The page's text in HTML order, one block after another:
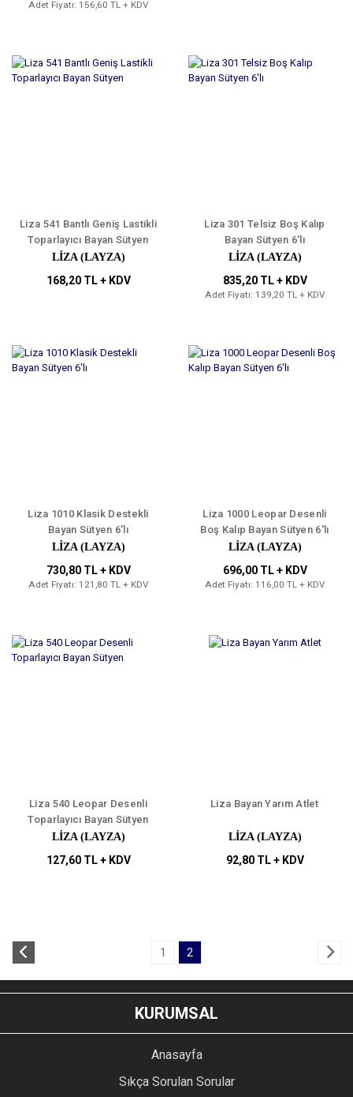
Adet Fiyatı: 156,60 TL + KDV
Liza 541 Bantlı Geniş Lastikli
Toparlayıcı Bayan Sütyen
LIZA (LAYZA)
168,20 TL + KDV
Liza 301 Telsiz Boş Kalıp
Bayan Sütyen 6'lı
LIZA (LAYZA)
835,20 TL + KDV
Adet Fiyatı: 139,20 TL + KDV
Liza 1010 Klasik Destekli
Bayan Sütyen 6'lı
LIZA (LAYZA)
730,80 TL + KDV
Adet Fiyatı: 121,80 TL + KDV
Liza 1000 Leopar Desenli
Boş Kalıp Bayan Sütyen 6'lı
LIZA (LAYZA)
696,00 TL + KDV
Adet Fiyatı: 116,00 TL + KDV
Liza 540 Leopar Desenli
Toparlayıcı Bayan Sütyen
LIZA (LAYZA)
127,60 TL + KDV
Liza Bayan Yarım Atlet
LIZA (LAYZA)
92,80 TL + KDV
1 2
KURUMSAL
Anasayfa
Sıkça Sorulan Sorular